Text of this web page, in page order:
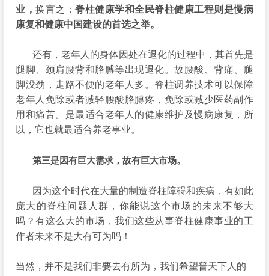
业，换言之：脊柱健康学和全民脊柱健康工程则是慢病
康复和健康中国建设的首选之举。
还有，老年人的身体因处在退化的过程中，其首先是
腿脚、颈肩腰背和胳膊等出现退化。故腰酸、背痛、腿
脚没劲，走路不便的老年人多。脊柱调养技术可以保障
老年人免除或者减轻腰酸胳膊疼，免除或减少医药副作
用和痛苦。是最适合老年人的健康维护及慢病康复，所
以，它也就最适合养老事业。
第三是因有巨大需求，故有巨大市场。
因为这个时代在大量的制造脊柱障碍和疾病，有如此
庞大的脊柱问题人群，你能说这个市场的未来不够大
吗？有这么大的市场，我们这些从事脊柱健康事业的工
作者未来不是大有可为吗！
当然，并不是我们非要去有所为，我们希望普天下人的